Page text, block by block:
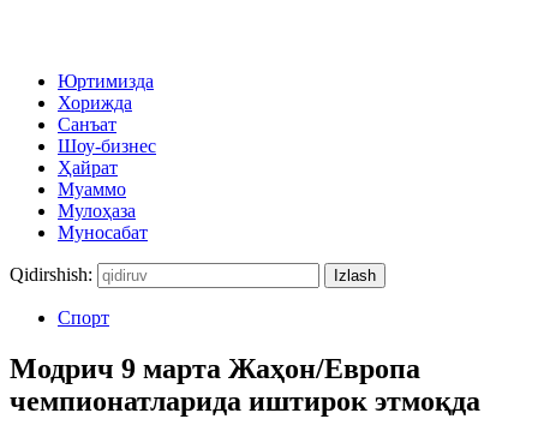
Юртимизда
Хорижда
Санъат
Шоу-бизнес
Ҳайрат
Муаммо
Мулоҳаза
Муносабат
Qidirshish:
Спорт
Модрич 9 марта Жаҳон/Европа
чемпионатларида иштирок этмоқда